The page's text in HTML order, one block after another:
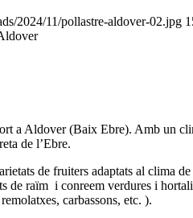
2024/11/pollastre-aldover-02.jpg
a Aldover (Baix Ebre). Amb un
de l’Ebre.
de fruiters adaptats al clima
de raïm i conreem verdures i
carbassons, etc. ).